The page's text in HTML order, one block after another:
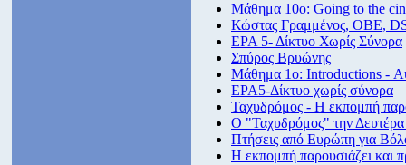
Μάθημα 10ο: Going to the
Κώστας Γραμμένος, ΟΒΕ,
ΕΡΑ 5- Δίκτυο Χωρίς Σύνορα
Σπύρος Βρυώνης
Μάθημα 1ο: Introductions -
ΕΡΑ5-Δίκτυο χωρίς σύνορα
Ταχυδρόμος - Η εκπομπή
Ο "Ταχυδρόμος" την Δευτέρα
Πτήσεις από Eυρώπη για
Η εκπομπή παρουσιάζει και